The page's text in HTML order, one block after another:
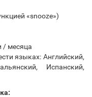
«snooze»)
/ месяца
языках: Английский,
Испанский,